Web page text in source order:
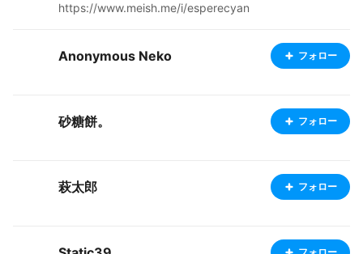
https://www.meish.me/i/esperecyan
Anonymous Neko フォロー
砂糖餅。 フォロー
萩太郎 フォロー